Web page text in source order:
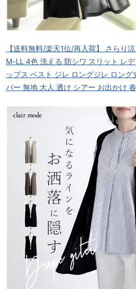
【送料無料/楽天1位/再入荷】 さらり
M-LL 4色 洗える 防シワ スリット レ
ップス ベスト ジレ ロングジレ ロング
バー 無地 大人 透け シアー お出かけ